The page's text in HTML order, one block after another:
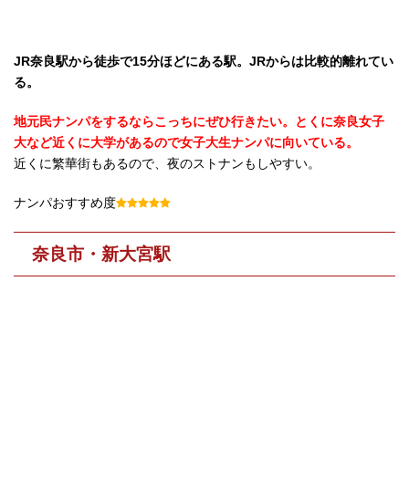
JR奈良駅から徒歩で15分ほどにある駅。JRからは比較的離れてい
る。
地元民ナンパをするならこっちにぜひ行きたい。とくに奈良女子
大など近くに大学があるので女子大生ナンパに向いている。
近くに繁華街もあるので、夜のストナンもしやすい。
ナンパおすすめ度
奈良市・新大宮駅